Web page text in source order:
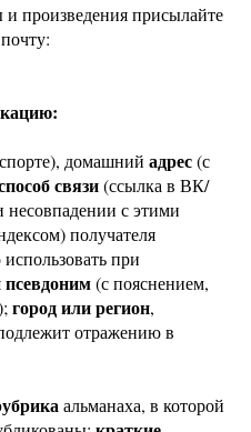
произведения присылайте
домашний адрес(с
связи(ссылка в ВК/
несовпадении с этими
получателя
при
(с пояснением,
город или регион,
отражению в
альманаха, в которой